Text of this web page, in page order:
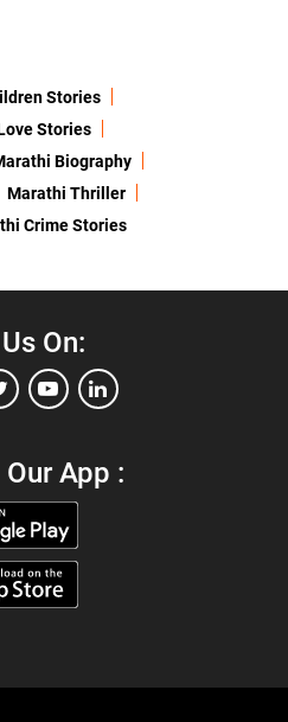
Stories
Stories
Biography
Marathi Thriller
Crime Stories
On:
App :